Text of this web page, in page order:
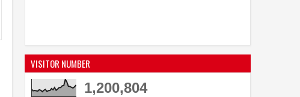
के बाद शनाया अल हक़ का अभिनय पर
है पूरा ध्यान
VISITOR NUMBER
1,200,804